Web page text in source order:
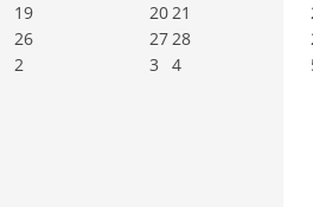
19 2021
26 2728
2 3 4